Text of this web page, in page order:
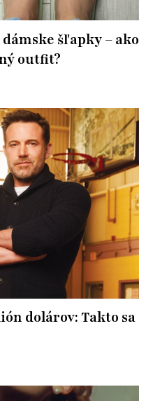
šľapky – ako
outfit?
dolárov: Takto sa